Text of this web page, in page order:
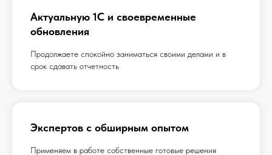
Актуальную 1С и своевременные
обновления
Продолжаете спокойно заниматься своими делами и в
срок сдавать отчетность
Экспертов с обширным опытом
Применяем в работе собственные готовые решения